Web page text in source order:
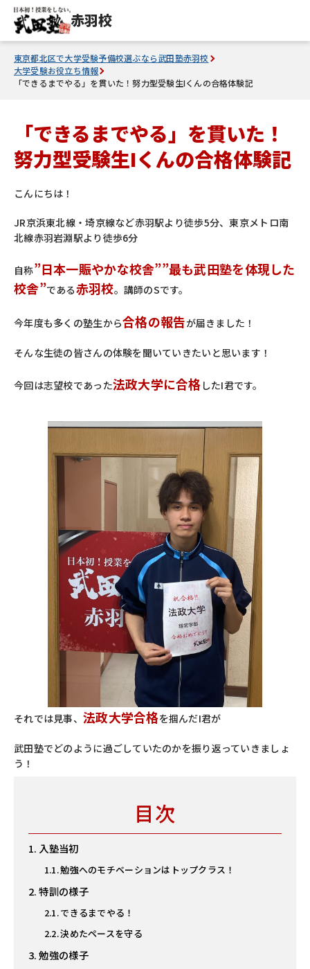
赤羽校
東京都北区で大学受験予備校選ぶなら武田塾赤羽校
大学受験お役立ち情報
「できるまでやる」を貫いた！努力型受験生Iくんの合格体験記
「できるまでやる」を貫いた！
努力型受験生Iくんの合格体験記
こんにちは！
JR京浜東北線・埼京線など赤羽駅より徒歩5分、東京メトロ南
北線赤羽岩淵駅より徒歩6分
自称”日本一賑やかな校舎””最も武田塾を体現した
校舎”である赤羽校。講師のSです。
今年度も多くの塾生から合格の報告が届きました！
そんな生徒の皆さんの体験を聞いていきたいと思います！
今回は志望校であった法政大学に合格 したI君です。
それでは見事、 法政大学合格を掴んだI君が
武田塾でどのように過ごしていたのかを振り返っていきましょ
う！
目次
入塾当初
勉強へのモチベーションはトップクラス！
特訓の様子
できるまでやる！
決めたペースを守る
勉強の様子